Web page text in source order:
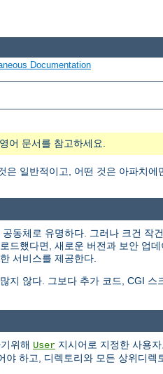
Documentation
어 문서를 참고하세요.
일반적이고, 어떤 것은 아파치에
동체로 유명하다. 그러나 크건
드했다면, 새로운 버전과 보안 업
서비스를 제공한다.
지 않다. 그보다 추가 코드, CGI
위해 User 지시어로 지정한 사용
하고, 디렉토리와 모든 상위디